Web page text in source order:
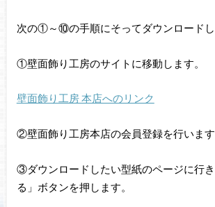
次の①～⑩の手順にそってダウンロードし
①壁面飾り工房のサイトに移動します。
壁面飾り工房 本店へのリンク
②壁面飾り工房本店の会員登録を行います
③ダウンロードしたい型紙のページに行
る」ボタンを押します。